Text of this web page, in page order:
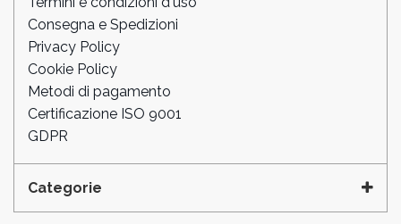
Consegna e Spedizioni
Privacy Policy
Cookie Policy
Metodi di pagamento
Certificazione ISO 9001
GDPR
Categorie